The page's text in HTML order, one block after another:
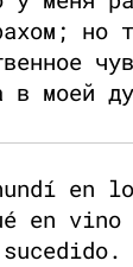
но
в моей
en
en